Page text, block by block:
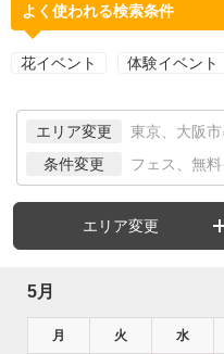
よく使われる検索条件
花イベント 体験イベント
エリア変更 東京、大阪市
条件変更 フェス、無
エリア変更
5月
月 火 水